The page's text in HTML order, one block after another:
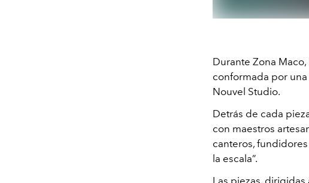
Durante Zona
conformada por
Nouvel Studio.
Detrás de cada
con maestros
canteros,
la escala”.
Las piezas,